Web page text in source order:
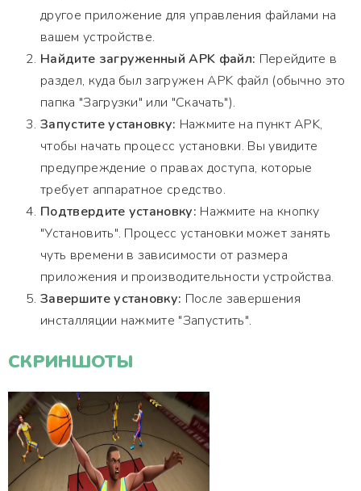
другое приложение для управления файлами на
вашем устройстве.
Найдите загруженный APK файл: Перейдите в
раздел, куда был загружен APK файл (обычно это
папка "Загрузки" или "Скачать").
Запустите установку: Нажмите на пункт APK,
чтобы начать процесс установки. Вы увидите
предупреждение о правах доступа, которые
требует аппаратное средство.
Подтвердите установку: Нажмите на кнопку
"Установить". Процесс установки может занять
чуть времени в зависимости от размера
приложения и производительности устройства.
Завершите установку: После завершения
инсталляции нажмите "Запустить".
СКРИНШОТЫ